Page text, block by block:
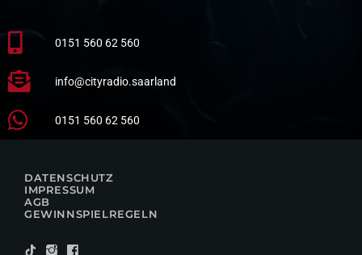
0151 560 62 560
info@cityradio.saarland
0151 560 62 560
DATENSCHUTZ
IMPRESSUM
AGB
GEWINNSPIELREGELN